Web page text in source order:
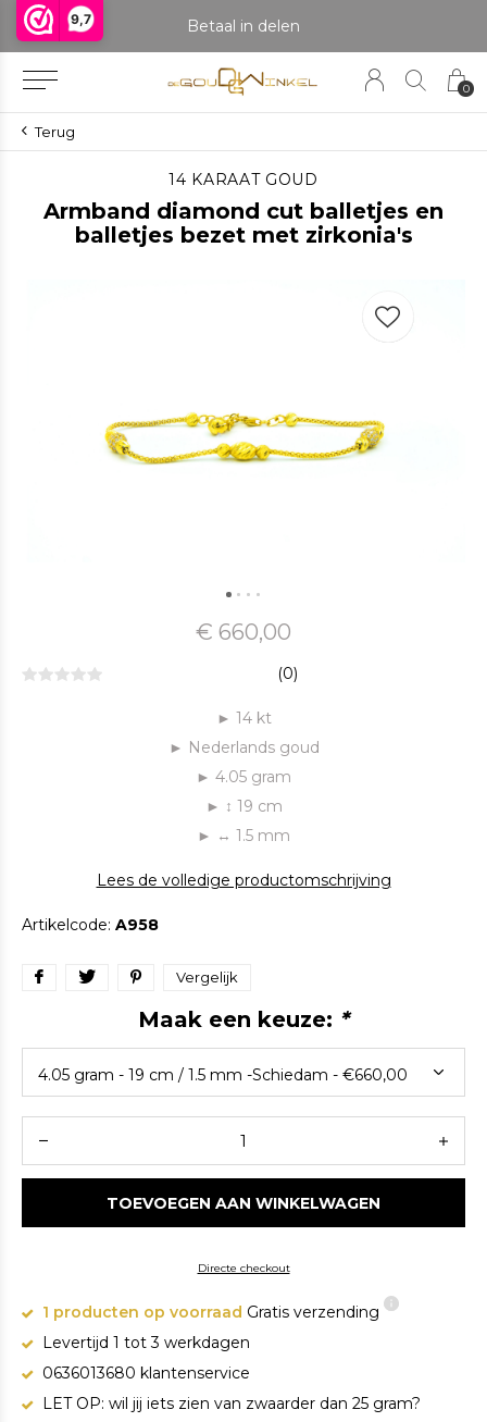
9,7
0
Betaal in delen
Terug
14 KARAAT GOUD
Armband diamond cut balletjes en
balletjes bezet met zirkonia's
€ 660,00
(0)
► 14 kt
► Nederlands goud
► 4.05 gram
► ↕ 19 ​cm
► ↔ 1.5 mm
Lees de volledige productomschrijving
Artikelcode: A958
Vergelijk
Maak een keuze: *
TOEVOEGEN AAN WINKELWAGEN
Directe checkout
1 producten op voorraad Gratis verzending
Levertijd 1 tot 3 werkdagen
0636013680 klantenservice
LET OP: wil jij iets zien van zwaarder dan 25 gram?